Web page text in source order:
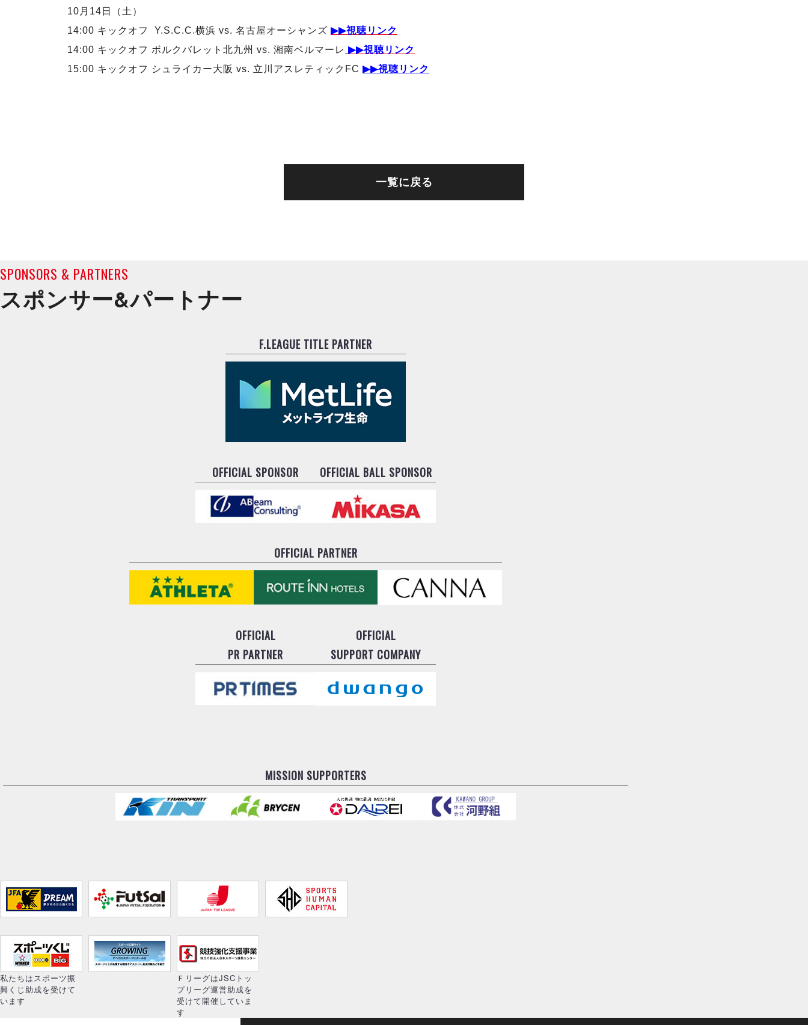
10月14日（土）
14:00 キックオフ Y.S.C.C.横浜 vs. 名古屋オーシャンズ ▶▶視聴リンク
14:00 キックオフ ボルクバレット北九州 vs. 湘南ベルマーレ ▶▶視聴リンク
15:00 キックオフ シュライカー大阪 vs. 立川アスレティックFC ▶▶視聴リンク
一覧に戻る
SPONSORS & PARTNERS
スポンサー&パートナー
F.LEAGUE TITLE PARTNER
OFFICIAL SPONSOR OFFICIAL BALL SPONSOR
OFFICIAL PARTNER
OFFICIAL
PR PARTNER
OFFICIAL
SUPPORT COMPANY
MISSION SUPPORTERS
私たちはスポーツ振
興くじ助成を受けて
います
ＦリーグはJSCトッ
プリーグ運営助成を
受けて開催していま
す